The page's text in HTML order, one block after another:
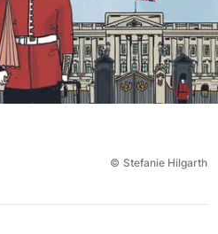
© Stefanie Hilgarth